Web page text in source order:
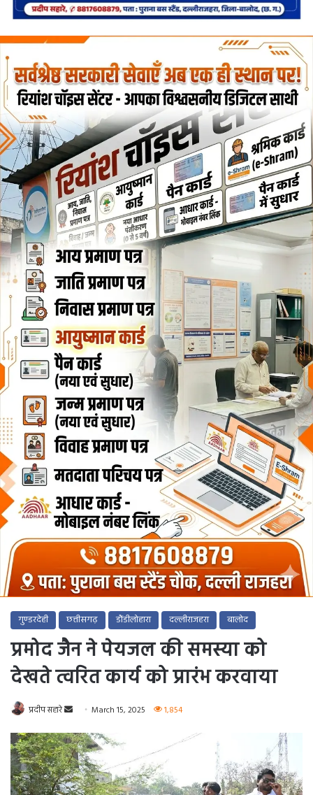
गुण्डरदेही छत्तीसगढ़ डौंडीलोहारा दल्लीराजहरा बालोद
प्रमोद जैन ने पेयजल की समस्या को
देखते त्वरित कार्य को प्रारंभ करवाया
प्रदीप सहारे
Send
email
March 15, 2025 1,854